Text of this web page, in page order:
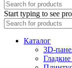
Start typing to see
Каталог
3D-